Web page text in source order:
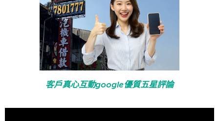
客戶真心互動google優質五星評論